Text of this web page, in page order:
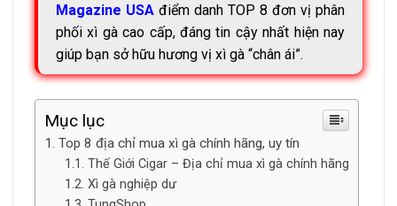
Magazine USA điểm danh TOP 8 đơn vị phân
phối xì gà cao cấp, đáng tin cậy nhất hiện nay
giúp bạn sở hữu hương vị xì gà “chân ái”.
Mục lục
Top 8 địa chỉ mua xì gà chính hãng, uy tín
Thế Giới Cigar – Địa chỉ mua xì gà chính hãng
Xì gà nghiệp dư